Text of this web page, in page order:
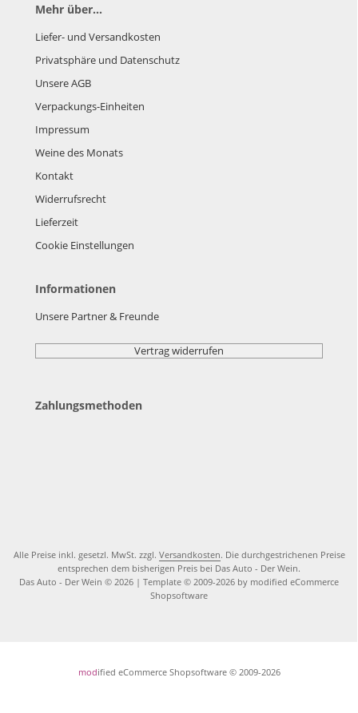
Mehr über...
Liefer- und Versandkosten
Privatsphäre und Datenschutz
Unsere AGB
Verpackungs-Einheiten
Impressum
Weine des Monats
Kontakt
Widerrufsrecht
Lieferzeit
Cookie Einstellungen
Informationen
Unsere Partner & Freunde
Vertrag widerrufen
Zahlungsmethoden
Alle Preise inkl. gesetzl. MwSt. zzgl. Versandkosten. Die durchgestrichenen Preise
entsprechen dem bisherigen Preis bei Das Auto - Der Wein.
Das Auto - Der Wein © 2026 | Template © 2009-2026 by modified eCommerce
Shopsoftware
modified eCommerce Shopsoftware © 2009-2026